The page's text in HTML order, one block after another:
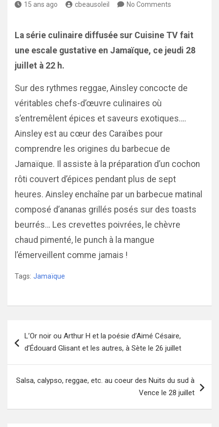
15 ans ago cbeausoleil No Comments
La série culinaire diffusée sur Cuisine TV fait
une escale gustative en Jamaïque, ce jeudi 28
juillet à 22 h.
Sur des rythmes reggae, Ainsley concocte de
véritables chefs-d’œuvre culinaires où
s’entremêlent épices et saveurs exotiques….
Ainsley est au cœur des Caraïbes pour
comprendre les origines du barbecue de
Jamaïque. Il assiste à la préparation d’un cochon
rôti couvert d’épices pendant plus de sept
heures. Ainsley enchaîne par un barbecue matinal
composé d’ananas grillés posés sur des toasts
beurrés… Les crevettes poivrées, le chèvre
chaud pimenté, le punch à la mangue
l’émerveillent comme jamais !
Tags: Jamaïque
de
L’Or noir ou Arthur H et la poésie d’Aimé Césaire,
d’Édouard Glisant et les autres, à Sète le 26 juillet
Salsa, calypso, reggae, etc. au coeur des Nuits du sud à
Vence le 28 juillet